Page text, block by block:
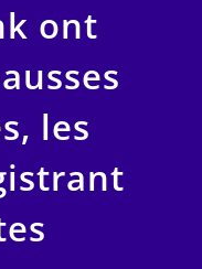
ont
les